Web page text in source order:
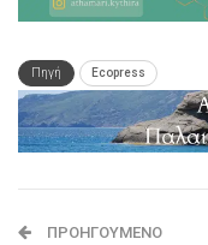
Πηγή Ecopress
ΠΡΟΗΓΟΎΜΕΝΟ